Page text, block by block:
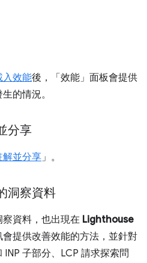
入效能後，「效能」 面板會提供
的情況。
分享
解並分享 」。
洞察資料
資料，也出現在 Lighthouse
提供改善效能的方法，並針對
子部分、LCP 請求探索問